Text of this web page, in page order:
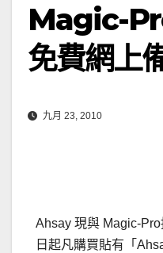
Magic-
免費網上
九月 23, 2010
Ahsay 現與 Magic-
日起凡購買貼有「